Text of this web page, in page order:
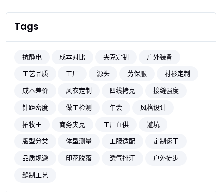
Tags
抗静电 成本对比 夹克定制
户外装备
工艺品质
工厂 源头 劳保服
衬衫定制
成本差价
风衣定制 四线拷克
接缝强度
针距密度
做工检测 年会
风格设计
拓牧王
商务夹克 工厂直供
避坑
版型分类
体型测量 工服适配
定制速干
品质规避
印花脱落 透气排汗
户外徒步
缝制工艺